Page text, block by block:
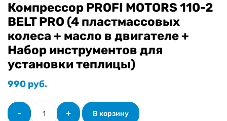
Компрессор PROFI MOTORS 110-2
BELT PRO (4 пластмассовых
колеса + масло в двигателе +
Набор инструментов для
установки теплицы)
990 руб.
-
Количество
товара
+ В корзину